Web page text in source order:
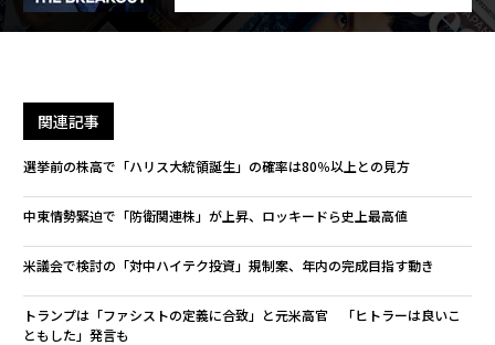
関連記事
選挙前の株高で「ハリス大統領誕生」の確率は80％以上との見方
中東情勢緊迫で「防衛関連株」が上昇、ロッキードら史上最高値
米議会で検討の「対中ハイテク投資」規制案、年内の完成目指す動き
トランプは「ファシストの定義に合致」と元米高官 「ヒトラーは良いこ
ともした」発言も